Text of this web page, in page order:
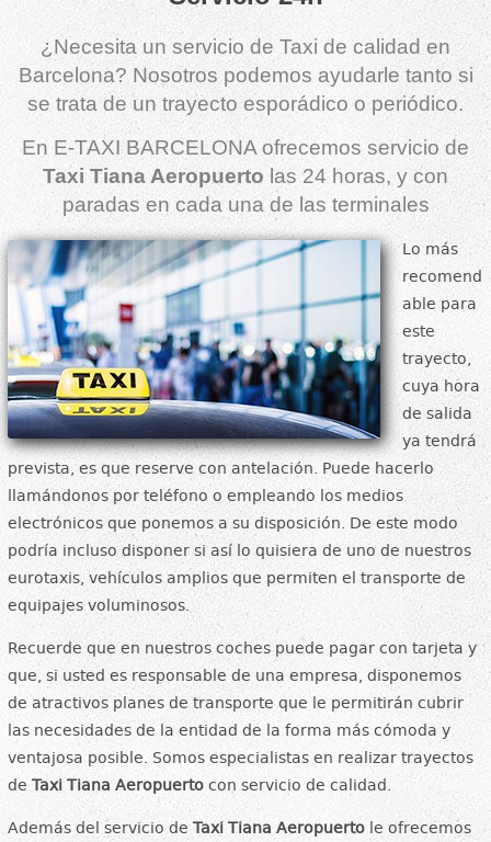
¿Necesita un servicio de Taxi de calidad en
Barcelona? Nosotros podemos ayudarle tanto si
se trata de un trayecto esporádico o periódico.
En E-TAXI BARCELONA ofrecemos servicio de
Taxi Tiana Aeropuerto las 24 horas, y con
paradas en cada una de las terminales
Lo más
recomend
able para
este
trayecto,
cuya hora
de salida
ya tendrá
prevista, es que reserve con antelación. Puede hacerlo
llamándonos por teléfono o empleando los medios
electrónicos que ponemos a su disposición. De este modo
podría incluso disponer si así lo quisiera de uno de nuestros
eurotaxis, vehículos amplios que permiten el transporte de
equipajes voluminosos.
Recuerde que en nuestros coches puede pagar con tarjeta y
que, si usted es responsable de una empresa, disponemos
de atractivos planes de transporte que le permitirán cubrir
las necesidades de la entidad de la forma más cómoda y
ventajosa posible. Somos especialistas en realizar trayectos
de Taxi Tiana Aeropuertocon servicio de calidad.
Además del servicio de Taxi Tiana Aeropuerto le ofrecemos